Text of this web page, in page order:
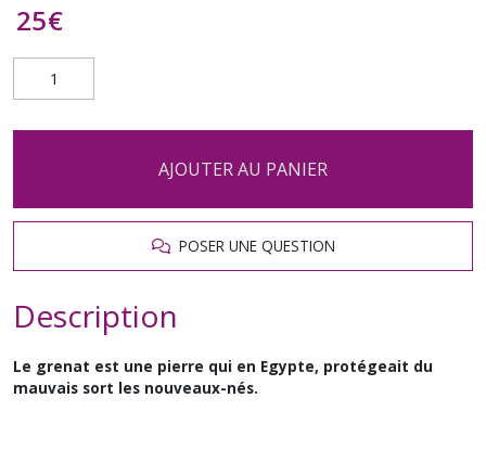
25€
AJOUTER AU PANIER
POSER UNE QUESTION
Description
Le grenat est une pierre qui en Egypte, protégeait du
mauvais sort les nouveaux-nés.